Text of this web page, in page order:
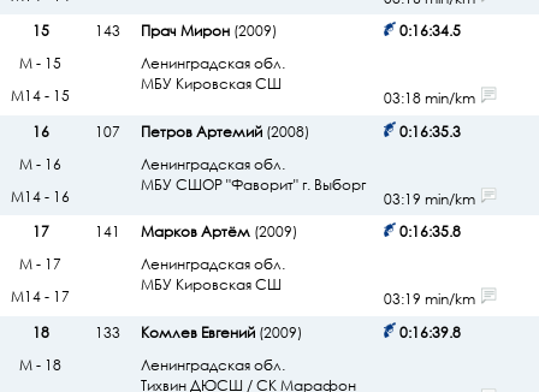
15
143 Прач Мирон(2009)
Ленинградская обл.
МБУ Кировская СШ
0:16:34.5
М - 15
М14 - 15
03:18 min/km
16
107 Петров Артемий(2008)
Ленинградская обл.
МБУ СШОР "Фаворит" г. Выборг
0:16:35.3
М - 16
М14 - 16
03:19 min/km
17
141 Марков Артём(2009)
Ленинградская обл.
МБУ Кировская СШ
0:16:35.8
М - 17
М14 - 17
03:19 min/km
18
133 Комлев Евгений(2009)
Ленинградская обл.
Тихвин ДЮСШ / СК Марафон
0:16:39.8
М - 18